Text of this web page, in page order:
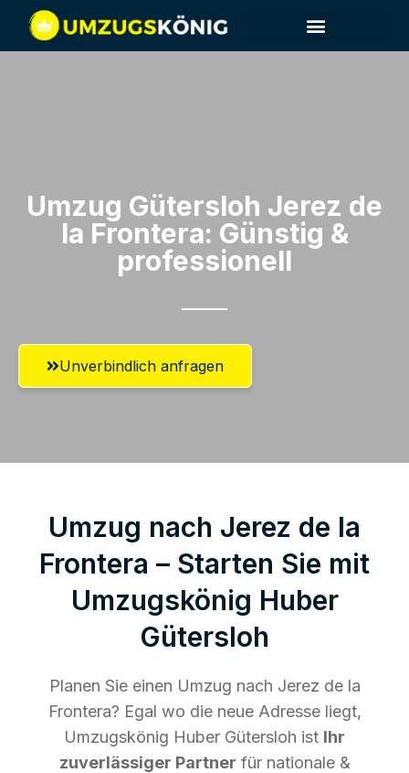
Umzug Gütersloh​ Jerez de
la Frontera: Günstig &
professionell​
Unverbindlich anfragen
Umzug nach Jerez de la
Frontera – Starten Sie mit
Umzugskönig Huber
Gütersloh
Planen Sie einen Umzug nach Jerez de la
Frontera? Egal wo die neue Adresse liegt,
Umzugskönig Huber Gütersloh ist Ihr
zuverlässiger Partner für nationale &